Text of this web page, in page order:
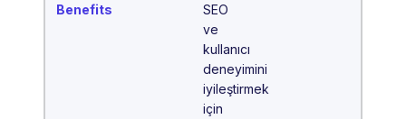
SEO
ve
kullanıcı
deneyimini
iyileştirmek
için